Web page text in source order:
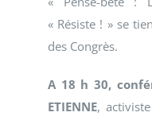
« Résiste ! » se
des Congrès.
A 18 h 30,
ETIENNE,